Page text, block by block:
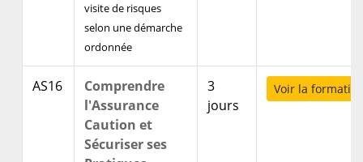
visite de risques
selon une démarche
ordonnée
AS16
Comprendre
l'Assurance
Caution et
Sécuriser ses
3
jours
Voir la